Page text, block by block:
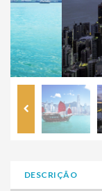
DESCRIÇÃO